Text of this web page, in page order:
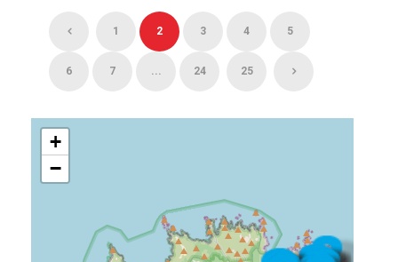
1 2 3 4 5
6 7 ... 24 25
+
−